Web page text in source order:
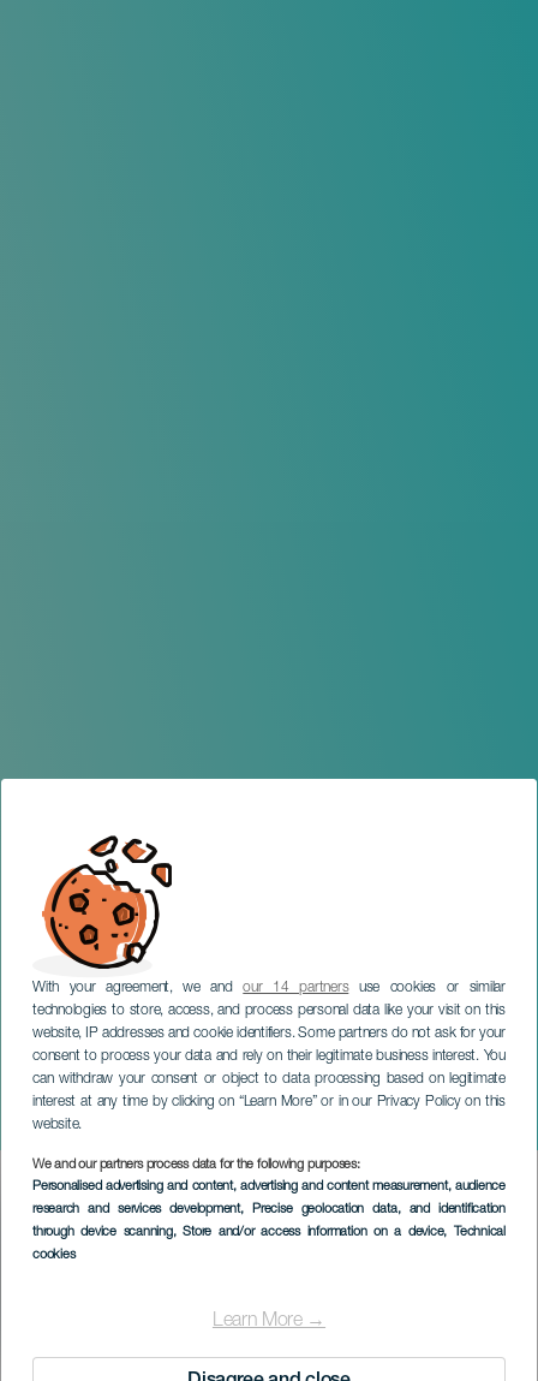
With your agreement, we andour 14 partnersuse cookies or similar
technologies to store, access, and process personal data like your visit on this
website, IP addresses and cookie identifiers. Some partners do not ask for your
consent to process your data and rely on their legitimate business interest. You
can withdraw your consent or object to data processing based on legitimate
interest at any time by clicking on “Learn More” or in our Privacy Policy on this
website.
We and our partners process data for the following purposes:
Personalised advertising and content, advertising and content measurement, audience
research and services development, Precise geolocation data, and identification
through device scanning, Store and/or access information on a device, Technical
cookies
Learn More →
Exposición Conectados al
futuro: la Transición
Energética
TENERIFE
Imagen
Listado